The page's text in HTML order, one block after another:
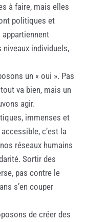
à faire, mais elles
politiques et
niveaux individuels,
un « oui ». Pas
va bien, mais un
agir.
immenses et
c’est la
réseaux humains
Sortir des
pas contre le
s’en couper
de créer des